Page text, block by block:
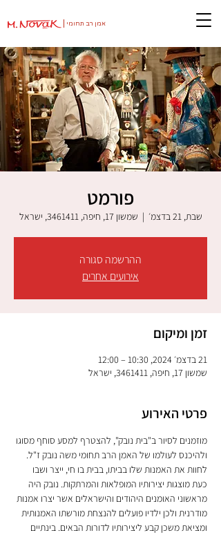
אמן רב תחומי
פורמט
שבת, 21 בדצמ׳
  |
שמשון 17, חיפה, 3461411, ישראל
ההרשמה סגורה
אירועים אחרים
זמן ומיקום
21 בדצמ׳ 2024, 10:30 – 12:00
שמשון 17, חיפה, 3461411, ישראל
פרטי האירוע
מוזמנים לסיור ב"בית נובק", להצטרף למסע סוחף מסוגו
ולהיכנס לעולמו של האמן הרב תחומי משה נובק ז"ל.
לחוות את האמנות שלו בביתו, בבית בו חי, ייצר ושבו
כעת מוצגות יצירותיו המופלאות והמרתקות. נובק היה
מראשוני האומנים היהודים והישראלים אשר יצרו אמנות
מודרנית ולכן ילדיו פועלים להנצחת מורשתו האמנותית
ומציאת משכן קבע ליצירותיו לדורות הבאים. בינתיים